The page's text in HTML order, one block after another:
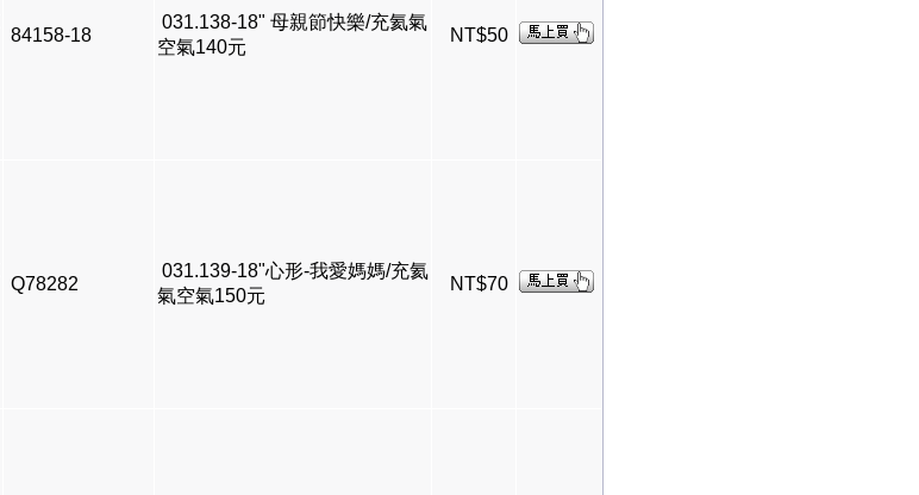
84158-18
031.138-18" 母親節快樂/充氦氣
空氣140元
NT$50
Q78282
031.139-18"心形-我愛媽媽/充氦
氣空氣150元
NT$70